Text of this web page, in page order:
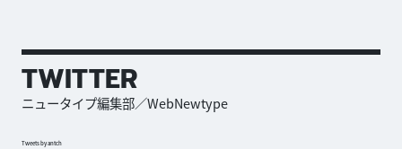
TWITTER
ニュータイプ編集部／WebNewtype
Tweets by antch